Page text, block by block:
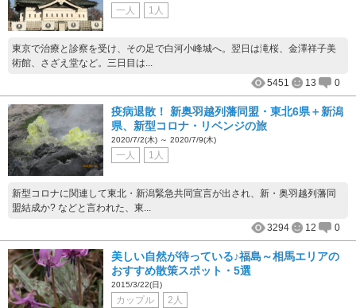
一人 1人
東京で治療と診察を受け、その足で白河小峰城へ。翌日は滝桜、金澤祥子美
術館、さざえ堂など。三日目は...
5451
13 0
疫病退散！ 新奥羽越列藩同盟・東北6県＋新潟
県、新型コロナ・リベンジの旅
2020/7/2(木) ～ 2020/7/9(木)
一人 1人
新型コロナに関連して東北・新潟緊急共同宣言が出され、新・奥羽越列藩同
盟結成か? などと言われた、東...
3294
12 0
美しい自然が待っている♪福島～相馬エリアの
おすすめ散策スポット・5選
2015/3/22(日)
カップル 2人